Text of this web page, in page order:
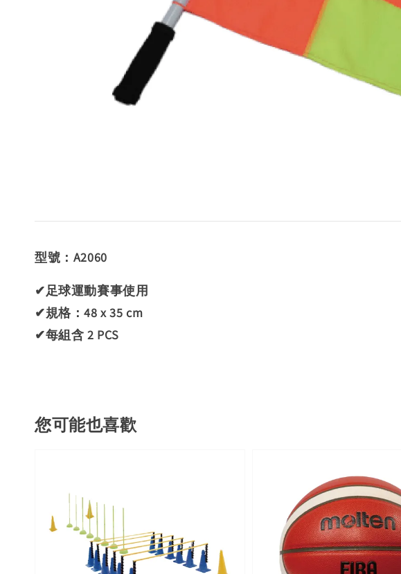
型號：A2060
✔足球運動賽事使用
✔規格：48 x 35 cm
✔每組含 2 PCS
您可能也喜歡